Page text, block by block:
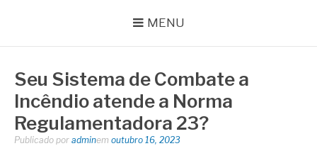
MENU
Seu Sistema de Combate a
Incêndio atende a Norma
Regulamentadora 23?
Publicado por adminem outubro 16, 2023